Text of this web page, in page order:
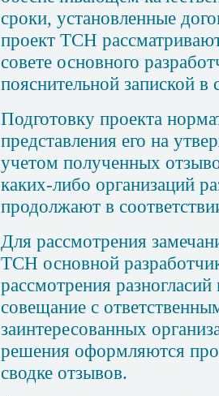
сроки, установленные
проект ТСН
совете основного
пояснительной запиской в
Подготовку проекта
представления его на
учетом полученных
каких-либо организаций
продолжают в
Для рассмотрения
ТСН основной
рассмотрения
совещание с
заинтересованных
решения оформляются
сводке отзывов.